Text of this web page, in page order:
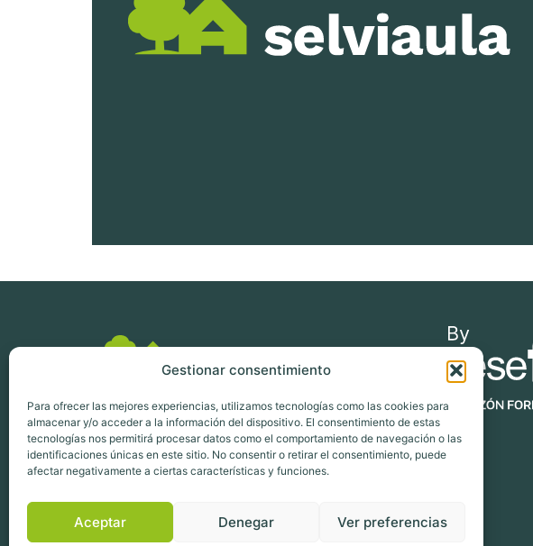
Gestionar consentimiento
Para ofrecer las mejores experiencias, utilizamos tecnologías como las cookies para
almacenar y/o acceder a la información del dispositivo. El consentimiento de estas
tecnologías nos permitirá procesar datos como el comportamiento de navegación o las
identificaciones únicas en este sitio. No consentir o retirar el consentimiento, puede
afectar negativamente a ciertas características y funciones.
Aceptar Denegar Ver preferencias